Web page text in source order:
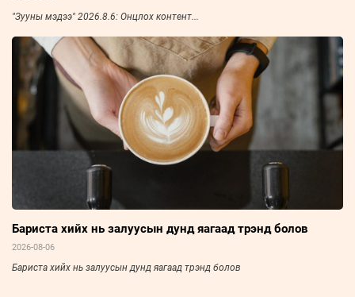
"Зууны мэдээ" 2026.8.6: Онцлох контент...
Бариста хийх нь залуусын дунд яагаад трэнд болов
2026-08-06
Бариста хийх нь залуусын дунд яагаад трэнд болов